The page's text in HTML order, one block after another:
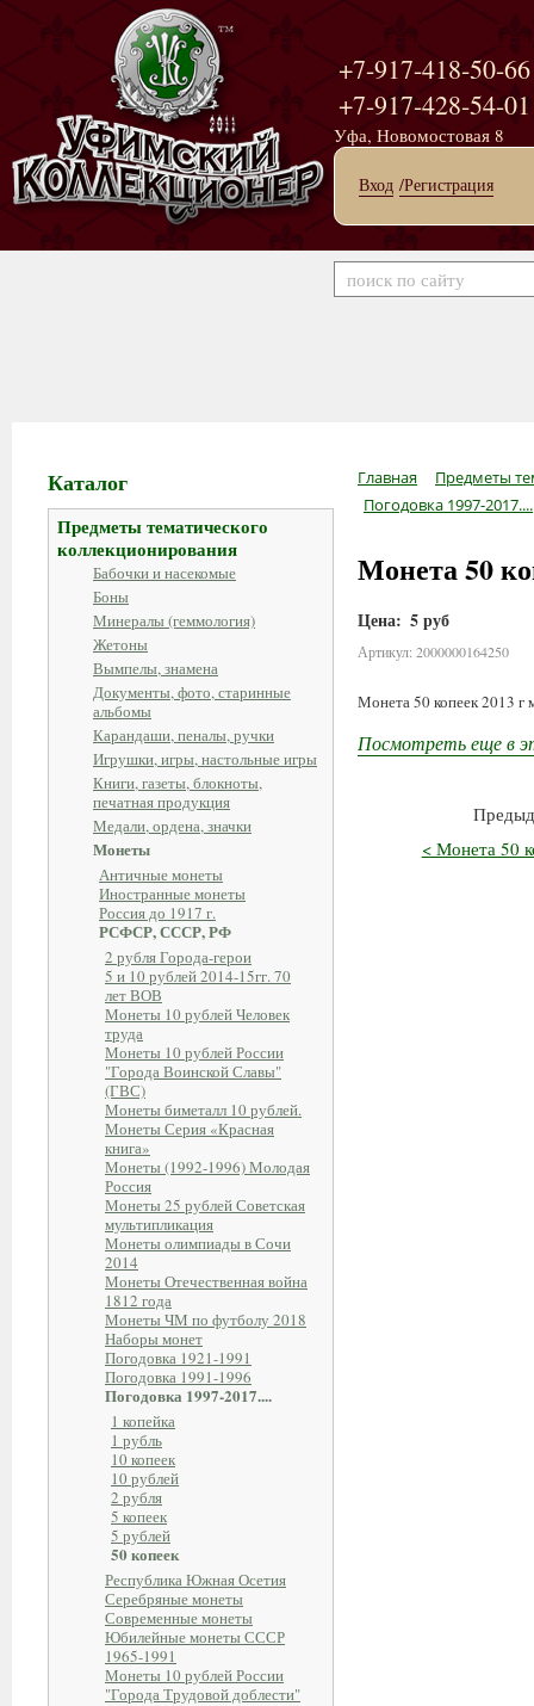
+7-917-418-50-66
+7-917-428-54-01
Уфа, Новомостовая 8
Вход /Регистрация
Каталог
Предметы тематического
коллекционирования
Бабочки и насекомые
Боны
Минералы (геммология)
Жетоны
Вымпелы, знамена
Документы, фото, старинные
альбомы
Карандаши, пеналы, ручки
Игрушки, игры, настольные игры
Книги, газеты, блокноты,
печатная продукция
Медали, ордена, значки
Монеты
Античные монеты
Иностранные монеты
Россия до 1917 г.
РСФСР, СССР, РФ
2 рубля Города-герои
5 и 10 рублей 2014-15гг. 70
лет ВОВ
Монеты 10 рублей Человек
труда
Монеты 10 рублей России
"Города Воинской Славы"
(ГВС)
Монеты биметалл 10 рублей.
Монеты Серия «Красная
книга»
Монеты (1992-1996) Молодая
Россия
Монеты 25 рублей Советская
мультипликация
Монеты олимпиады в Сочи
2014
Монеты Отечественная война
1812 года
Монеты ЧМ по футболу 2018
Наборы монет
Погодовка 1921-1991
Погодовка 1991-1996
Погодовка 1997-2017....
1 копейка
1 рубль
10 копеек
10 рублей
2 рубля
5 копеек
5 рублей
50 копеек
Республика Южная Осетия
Серебряные монеты
Современные монеты
Юбилейные монеты СССР
1965-1991
Монеты 10 рублей России
"Города Трудовой доблести"
Главная
Предметы
Погодовка 1997-2017....
Монета 50
Цена: 5 руб
Артикул: 2000000164250
Монета 50 копеек 2013 г
Посмотреть еще в
< Монета 50